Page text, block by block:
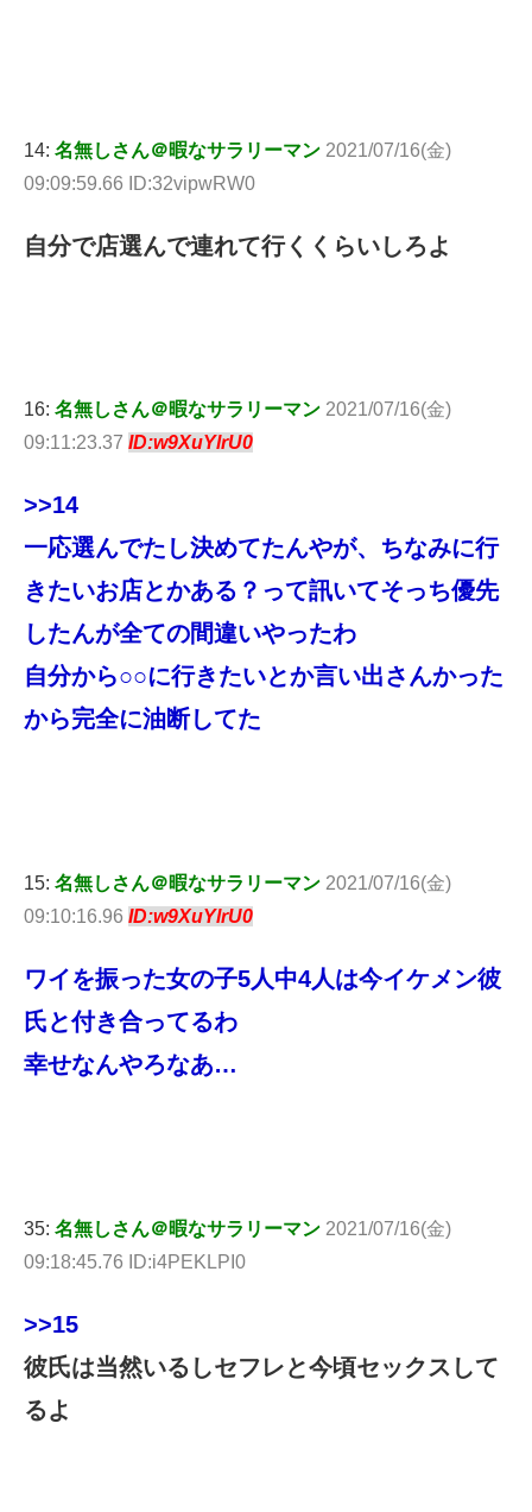
14: 名無しさん＠暇なサラリーマン 2021/07/16(金)
09:09:59.66 ID:32vipwRW0
自分で店選んで連れて行くくらいしろよ
16: 名無しさん＠暇なサラリーマン 2021/07/16(金)
09:11:23.37 ID:w9XuYlrU0
>>14
一応選んでたし決めてたんやが、ちなみに行
きたいお店とかある？って訊いてそっち優先
したんが全ての間違いやったわ
自分から○○に行きたいとか言い出さんかった
から完全に油断してた
15: 名無しさん＠暇なサラリーマン 2021/07/16(金)
09:10:16.96 ID:w9XuYlrU0
ワイを振った女の子5人中4人は今イケメン彼
氏と付き合ってるわ
幸せなんやろなあ…
35: 名無しさん＠暇なサラリーマン 2021/07/16(金)
09:18:45.76 ID:i4PEKLPI0
>>15
彼氏は当然いるしセフレと今頃セックスして
るよ